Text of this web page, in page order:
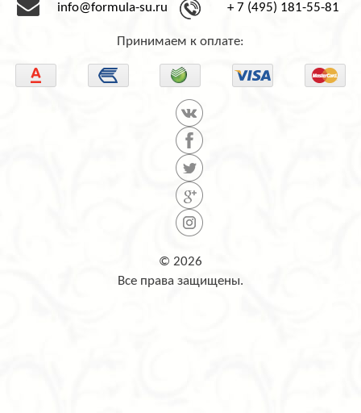
info@formula-su.ru + 7 (495) 181-55-81
Принимаем к оплате:
© 2026
Все права защищены.